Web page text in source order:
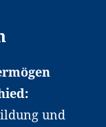
und